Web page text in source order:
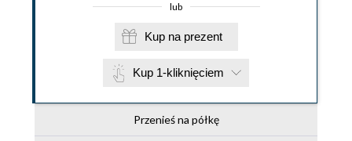
lub
Kup na prezent
Kup 1-kliknięciem
Przenieś na półkę